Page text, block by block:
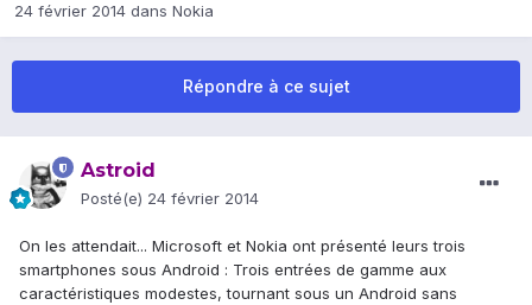
24 février 2014 dans Nokia
Répondre à ce sujet
Astroid
Posté(e) 24 février 2014
On les attendait... Microsoft et Nokia ont présenté leurs trois
smartphones sous Android : Trois entrées de gamme aux
caractéristiques modestes, tournant sous un Android sans